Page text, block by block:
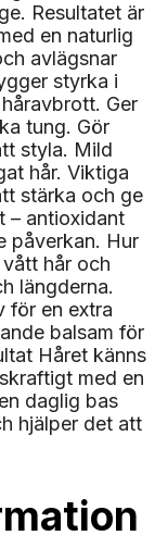
Resultatet är
en naturlig
avlägsnar
styrka i
Ger
tung. Gör
styla. Mild
hår. Viktiga
stärka och ge
– antioxidant
påverkan. Hur
hår och
längderna.
för en extra
balsam för
Håret känns
med en
daglig bas
hjälper det att